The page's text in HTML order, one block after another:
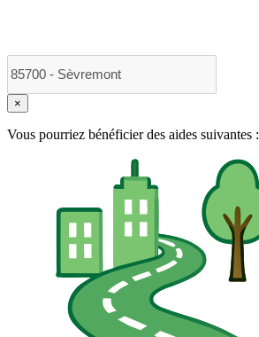
×
Vous pourriez bénéficier des aides suivantes :